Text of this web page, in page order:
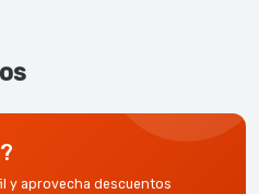
y aprovecha descuentos